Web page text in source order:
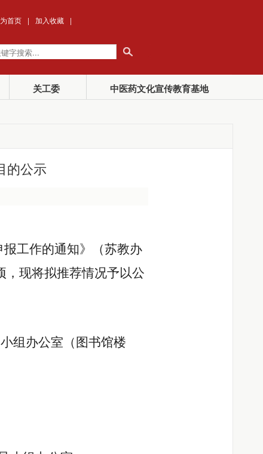
首页 | 加入收藏 |
关工委 中医药文化宣传教育基地
的公示
工作的通知》（苏教办
，现将拟推荐情况予以公
组办公室（图书馆楼